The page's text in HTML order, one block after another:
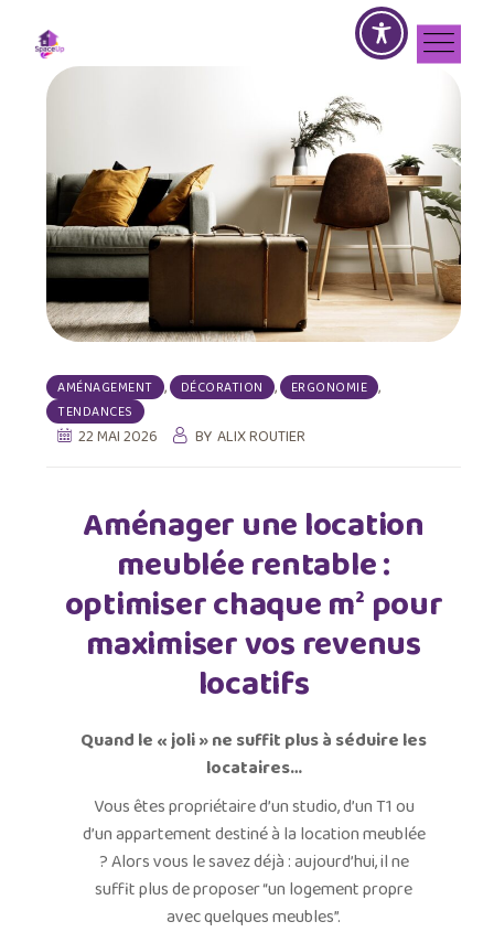
AMÉNAGEMENT , DÉCORATION , ERGONOMIE ,
TENDANCES
22 MAI 2026 BY ALIX ROUTIER
Aménager une location
meublée rentable :
optimiser chaque m² pour
maximiser vos revenus
locatifs
Quand le « joli » ne suffit plus à séduire les
locataires…
Vous êtes propriétaire d’un studio, d’un T1 ou
d’un appartement destiné à la location meublée
? Alors vous le savez déjà : aujourd’hui, il ne
suffit plus de proposer “un logement propre
avec quelques meubles”.